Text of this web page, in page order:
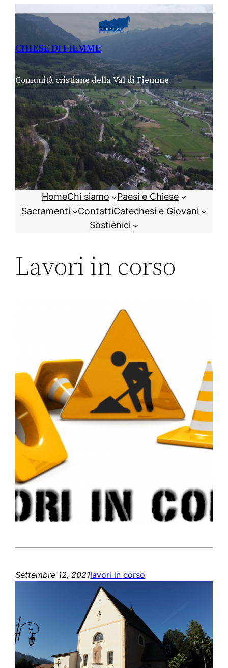
CHIESE DI FIEMME
Comunità cristiane della Val di Fiemme
HomeChi siamo
Paesi e Chiese
Sacramenti
ContattiCatechesi e Giovani
Sostienici
Lavori in corso
Settembre 12, 2021lavori in corso